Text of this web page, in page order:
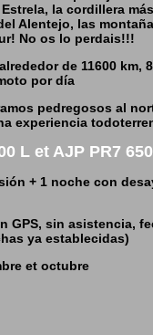
la cordillera
Alentejo, las
No os lo perdais!!!
de 11600 km,
por día
pedregosos al
experiencia
L et AJP PR7
+ 1 noche con
GPS, sin asistencia,
ya establecidas)
et octubre